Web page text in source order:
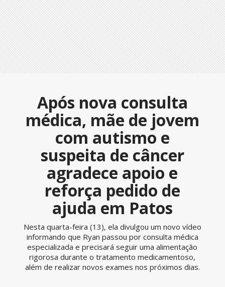
Após nova consulta
médica, mãe de jovem
com autismo e
suspeita de câncer
agradece apoio e
reforça pedido de
ajuda em Patos
Nesta quarta-feira (13), ela divulgou um novo vídeo
informando que Ryan passou por consulta médica
especializada e precisará seguir uma alimentação
rigorosa durante o tratamento medicamentoso,
além de realizar novos exames nos próximos dias.